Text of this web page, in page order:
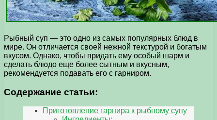
Рыбный суп — это одно из самых популярных блюд в
мире. Он отличается своей нежной текстурой и богатым
вкусом. Однако, чтобы придать ему особый шарм и
сделать блюдо еще более сытным и вкусным,
рекомендуется подавать его с гарниром.
Содержание статьи:
Приготовление гарнира к рыбному супу